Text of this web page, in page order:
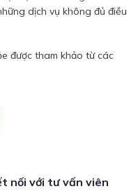
dịch vụ không đủ điều
được tham khảo từ các
nối với tư vấn viên